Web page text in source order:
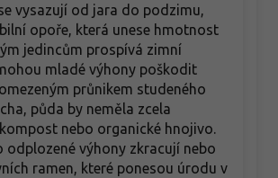
vysazují od jara do podzimu,
opoře, která unese hmotnost
jedincům prospívá zimní
mladé výhony poškodit
průnikem studeného
půda by neměla zcela
nebo organické hnojivo.
výhony zkracují nebo
ramen, které ponesou úrodu v